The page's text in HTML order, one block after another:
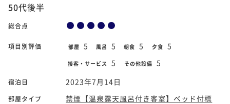
50代後半
総合点
項目別評価 部屋 5 風呂 5 朝食 5 夕食 5
接客・サービス 5 その他設備 5
宿泊日 2023年7月14日
部屋タイプ
禁煙【温泉露天風呂付き客室】ベッド付標